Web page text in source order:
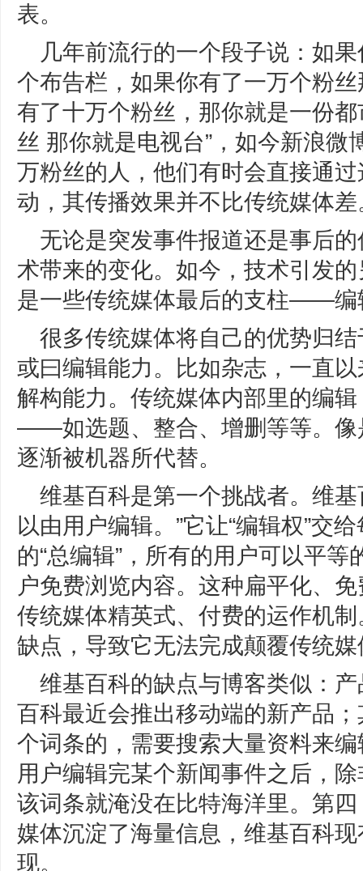
表。
几年前流行的一个段子说：如
个布告栏，如果你有了一万个粉
有了十万个粉丝，那你就是一份
丝 那你就是电视台”，如今新浪微
万粉丝的人，他们有时会直接通
动，其传播效果并不比传统媒体差
无论是突发事件报道还是事后
术带来的变化。如今，技术引发
是一些传统媒体最后的支柱——编
很多传统媒体将自己的优势归
或曰编辑能力。比如杂志，一直
解构能力。传统媒体内部里的编
——如选题、整合、增删等等。像
逐渐被机器所代替。
维基百科是第一个挑战者。维
以由用户编辑。”它让“编辑权”交
的“总编辑”，所有的用户可以平
户免费浏览内容。这种扁平化、
传统媒体精英式、付费的运作机
缺点，导致它无法完成颠覆传统
维基百科的缺点与博客类似：
百科最近会推出移动端的新产品
个词条的，需要搜索大量资料来
用户编辑完某个新闻事件之后，
该词条就淹没在比特海洋里。第
媒体沉淀了海量信息，维基百科
现。